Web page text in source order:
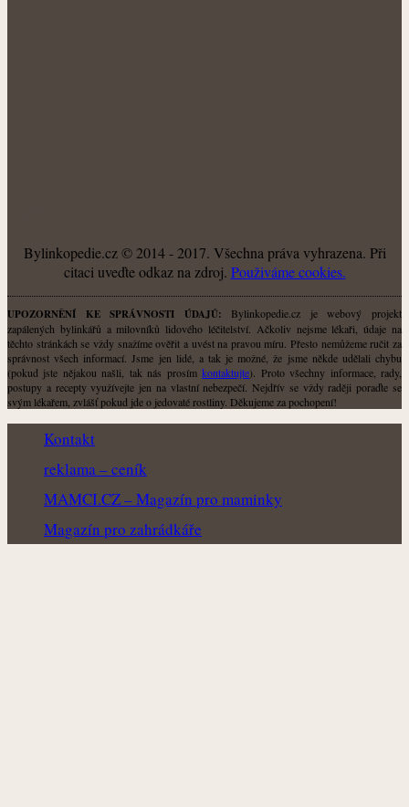
Bylinkopedie.cz © 2014 - 2017. Všechna práva vyhrazena. Při
citaci uveďte odkaz na zdroj. Použiváme cookies.
UPOZORNĚNÍ KE SPRÁVNOSTI ÚDAJŮ: Bylinkopedie.cz je webový projekt
zapálených bylinkářů a milovníků lidového léčitelství. Ačkoliv nejsme lékaři, údaje na
těchto stránkách se vždy snažíme ověřit a uvést na pravou míru. Přesto nemůžeme ručit za
správnost všech informací. Jsme jen lidé, a tak je možné, že jsme někde udělali chybu
(pokud jste nějakou našli, tak nás prosímkontaktujte). Proto všechny informace, rady,
postupy a recepty využívejte jen na vlastní nebezpečí. Nejdřív se vždy raději poraďte se
svým lékařem, zvlášť pokud jde o jedovaté rostliny. Děkujeme za pochopení!
Kontakt
reklama – ceník
MAMCI.CZ – Magazín pro maminky
Magazín pro zahrádkáře